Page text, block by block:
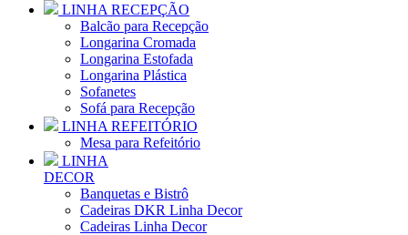
LINHA RECEPÇÃO
Balcão para Recepção
Longarina Cromada
Longarina Estofada
Longarina Plástica
Sofanetes
Sofá para Recepção
LINHA REFEITÓRIO
Mesa para Refeitório
LINHA
DECOR
Banquetas e Bistrô
Cadeiras DKR Linha Decor
Cadeiras Linha Decor